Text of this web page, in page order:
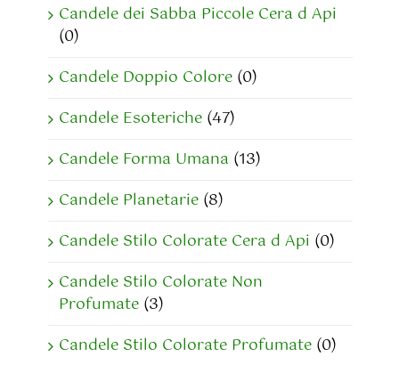
Candele dei Sabba Piccole Cera d Api
(0)
Candele Doppio Colore (0)
Candele Esoteriche (47)
Candele Forma Umana (13)
Candele Planetarie (8)
Candele Stilo Colorate Cera d Api (0)
Candele Stilo Colorate Non
Profumate (3)
Candele Stilo Colorate Profumate (0)